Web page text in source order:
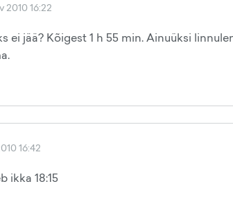
2010 16:22
ei jää? Kõigest 1 h 55 min. Ainuüksi
16:42
ikka 18:15